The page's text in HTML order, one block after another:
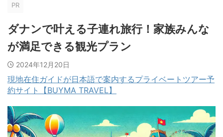
PR
ダナンで叶える子連れ旅行！家族みんな
が満足できる観光プラン
2024年12月20日
現地在住ガイドが日本語で案内するプライベートツアー予
約サイト【BUYMA TRAVEL】